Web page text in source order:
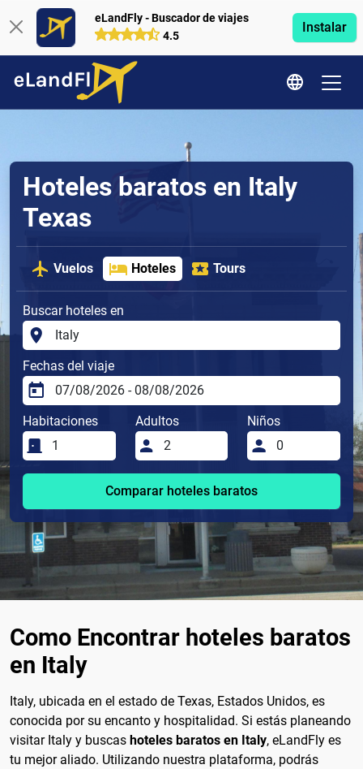
eLandFly - Buscador de viajes
4.5
Instalar
Hoteles baratos en Italy
Texas
Vuelos Hoteles Tours
Buscar hoteles en
Fechas del viaje
Habitaciones Adultos Niños
Comparar hoteles baratos
Como Encontrar hoteles baratos
en Italy
Italy, ubicada en el estado de Texas, Estados Unidos, es
conocida por su encanto y hospitalidad. Si estás planeando
visitar Italy y buscas hoteles baratos en Italy, eLandFly es
tu mejor aliado. Utilizando nuestra plataforma, podrás